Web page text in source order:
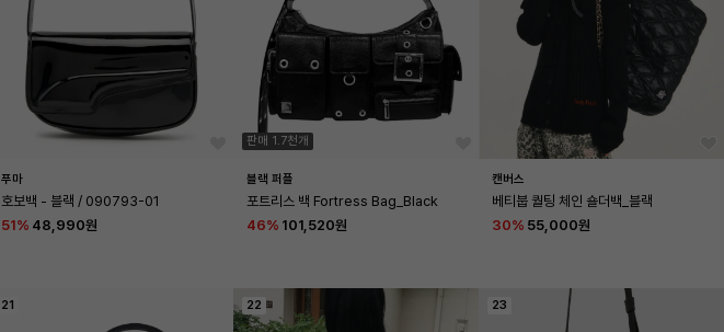
푸마
호보백 - 블랙 / 090793-01
51% 48,990원
판매 1.7천개
블랙 퍼플
포트리스 백 Fortress Bag_Black
46% 101,520원
캔버스
베티붑 퀄팅 체인 숄더백_블랙
30% 55,000원
21 22 23